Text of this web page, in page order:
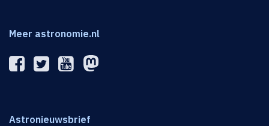
Meer astronomie.nl
Astronieuwsbrief